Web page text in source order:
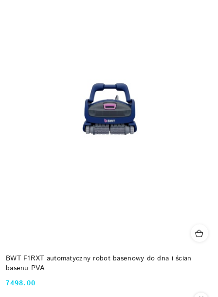
BWT F1RXT automatyczny robot basenowy do dna i ścian
basenu PVA
Cena:
7498.00